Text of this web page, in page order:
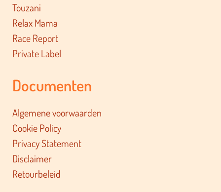
Touzani
Relax Mama
Race Report
Private Label
Documenten
Algemene voorwaarden
Cookie Policy
Privacy Statement
Disclaimer
Retourbeleid